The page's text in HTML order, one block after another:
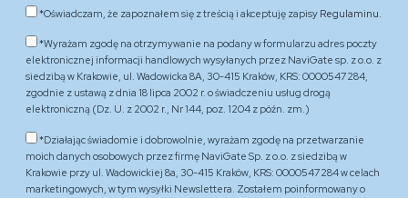
*Oświadczam, że zapoznałem się z treścią i akceptuję zapisy Regulaminu.
*Wyrażam zgodę na otrzymywanie na podany w formularzu adres poczty
elektronicznej informacji handlowych wysyłanych przez NaviGate sp. z o.o. z
siedzibą w Krakowie, ul. Wadowicka 8A, 30-415 Kraków, KRS: 0000547284,
zgodnie z ustawą z dnia 18 lipca 2002 r. o świadczeniu usług drogą
elektroniczną (Dz. U. z 2002 r., Nr 144, poz. 1204 z późn. zm.)
*Działając świadomie i dobrowolnie, wyrażam zgodę na przetwarzanie
moich danych osobowych przez firmę NaviGate Sp. z o.o. z siedzibą w
Krakowie przy ul. Wadowickiej 8a, 30-415 Kraków, KRS: 0000547284 w celach
marketingowych, w tym wysyłki Newslettera. Zostałem poinformowany o